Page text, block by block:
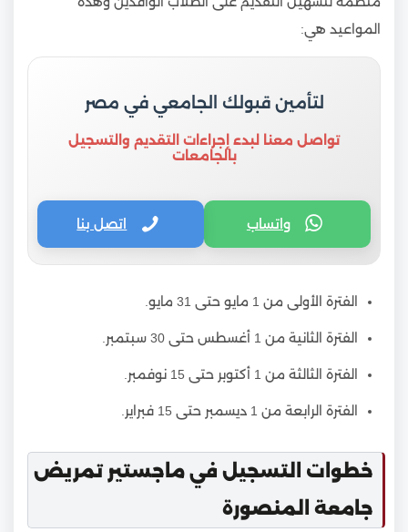
المواعيد هي:
لتأمين قبولك الجامعي في مصر
تواصل معنا لبدء إجراءات التقديم والتسجيل
بالجامعات
واتساب اتصل بنا
الفترة الأولى من 1 مايو حتى 31 مايو.
الفترة الثانية من 1 أغسطس حتى 30 سبتمبر.
الفترة الثالثة من 1 أكتوبر حتى 15 نوفمبر.
الفترة الرابعة من 1 ديسمبر حتى 15 فبراير.
خطوات التسجيل في ماجستير تمريض
جامعة المنصورة